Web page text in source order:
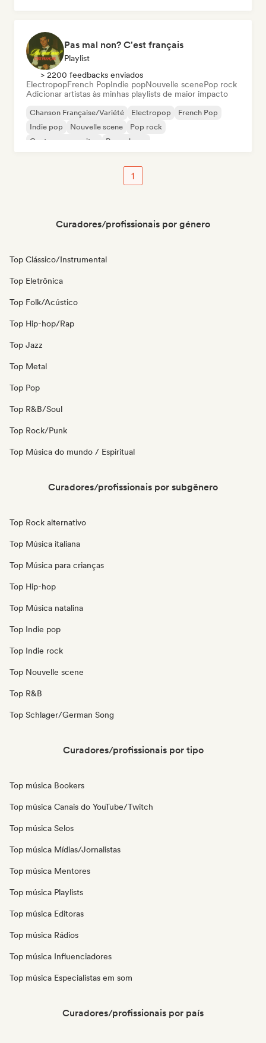
Pas mal non? C'est français
Playlist
> 2200 feedbacks enviados
ElectropopFrench PopIndie popNouvelle scenePop rock
Adicionar artistas às minhas playlists de maior impacto
Chanson Française/Variété Electropop
French Pop
Indie pop
Nouvelle scene
Pop rock
Cantor-compositor
Pop urbano
1
Curadores/profissionais por género
Top Clássico/Instrumental
Top Eletrônica
Top Folk/Acústico
Top Hip-hop/Rap
Top Jazz
Top Metal
Top Pop
Top R&B/Soul
Top Rock/Punk
Top Música do mundo / Espiritual
Curadores/profissionais por subgênero
Top Rock alternativo
Top Música italiana
Top Música para crianças
Top Hip-hop
Top Música natalina
Top Indie pop
Top Indie rock
Top Nouvelle scene
Top R&B
Top Schlager/German Song
Curadores/profissionais por tipo
Top música Bookers
Top música Canais do YouTube/Twitch
Top música Selos
Top música Mídias/Jornalistas
Top música Mentores
Top música Playlists
Top música Editoras
Top música Rádios
Top música Influenciadores
Top música Especialistas em som
Curadores/profissionais por país